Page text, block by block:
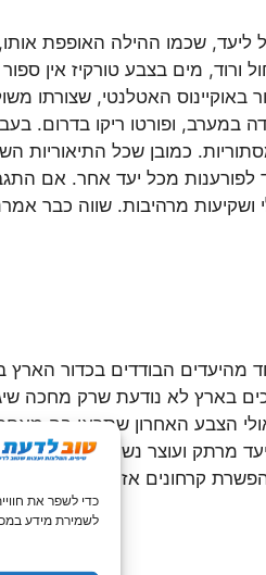
כדי לשפר את
לשמירת מידע
ליעד, שכמו ההילה האופפת
ורוד, מים בצבע טורקיז אין
באוקיינוס האטלנטי, שצורתו
במערב, ופורטו ריקו
כמובן שכל התיאוריות
לפורענות מכל יעד אחר. אם
ושקיעות מרהיבות. שווה כבר
מהיעדים הבודדים בכדור הארץ
בארץ לא נודעת שרק מחכה
הצבע האחרון שתראו בה
מרתק ועוצר נשימה.
קרחונים אז כדאי לכם